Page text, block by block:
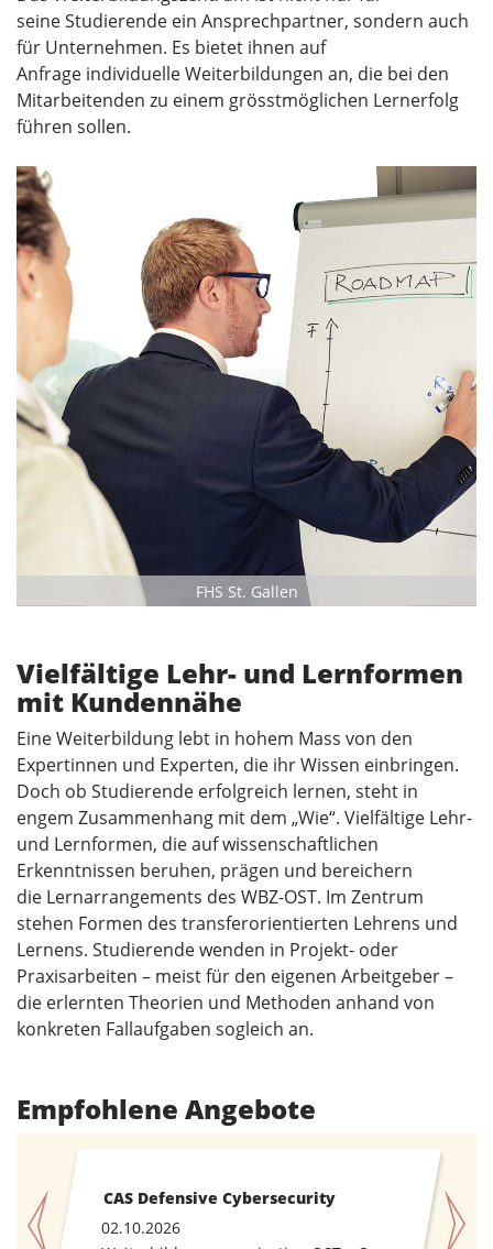
seine Studierende ein Ansprechpartner, sondern auch
für Unternehmen. Es bietet ihnen auf
Anfrage individuelle Weiterbildungen an, die bei den
Mitarbeitenden zu einem grösstmöglichen Lernerfolg
führen sollen.
FHS St. Gallen
Previous Next
Vielfältige Lehr- und Lernformen
mit Kundennähe
Eine Weiterbildung lebt in hohem Mass von den
Expertinnen und Experten, die ihr Wissen einbringen.
Doch ob Studierende erfolgreich lernen, steht in
engem Zusammenhang mit dem „Wie“. Vielfältige Lehr-
und Lernformen, die auf wissenschaftlichen
Erkenntnissen beruhen, prägen und bereichern
die Lernarrangements des WBZ-OST. Im Zentrum
stehen Formen des transferorientierten Lehrens und
Lernens. Studierende wenden in Projekt- oder
Praxisarbeiten – meist für den eigenen Arbeitgeber –
die erlernten Theorien und Methoden anhand von
konkreten Fallaufgaben sogleich an.
Empfohlene Angebote
CAS Defensive Cybersecurity
02.10.2026